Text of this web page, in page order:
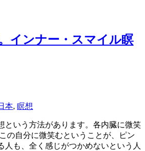
インナー・スマイル瞑
本, 瞑想
という方法があります。各内臓に微笑
の自分に微笑むということが、ピン
人も、全く感じがつかめないという人